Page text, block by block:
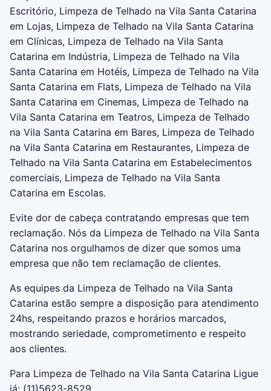
Escritório, Limpeza de Telhado na Vila Santa Catarina
em Lojas, Limpeza de Telhado na Vila Santa Catarina
em Clínicas, Limpeza de Telhado na Vila Santa
Catarina em Indústria, Limpeza de Telhado na Vila
Santa Catarina em Hotéis, Limpeza de Telhado na Vila
Santa Catarina em Flats, Limpeza de Telhado na Vila
Santa Catarina em Cinemas, Limpeza de Telhado na
Vila Santa Catarina em Teatros, Limpeza de Telhado
na Vila Santa Catarina em Bares, Limpeza de Telhado
na Vila Santa Catarina em Restaurantes, Limpeza de
Telhado na Vila Santa Catarina em Estabelecimentos
comerciais, Limpeza de Telhado na Vila Santa
Catarina em Escolas.
Evite dor de cabeça contratando empresas que tem
reclamação. Nós da Limpeza de Telhado na Vila Santa
Catarina nos orgulhamos de dizer que somos uma
empresa que não tem reclamação de clientes.
As equipes da Limpeza de Telhado na Vila Santa
Catarina estão sempre a disposição para atendimento
24hs, respeitando prazos e horários marcados,
mostrando seriedade, comprometimento e respeito
aos clientes.
Para Limpeza de Telhado na Vila Santa Catarina Ligue
já: (11)5623-8529